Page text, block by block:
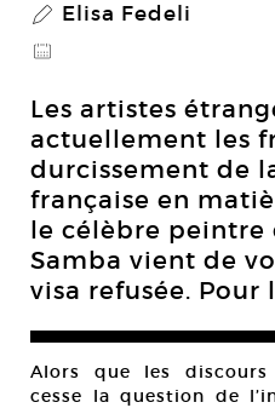
P Elisa Fedeli
@
Les artistes
actuellement les
durcissement de
française en
le célèbre peintre
Samba vient de
visa refusée.
Alors que les
cesse la question de